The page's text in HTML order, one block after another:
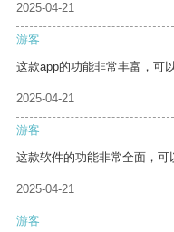
2025-04-21
游客
这款app的功能非常丰富，可
2025-04-21
游客
这款软件的功能非常全面，可
2025-04-21
游客